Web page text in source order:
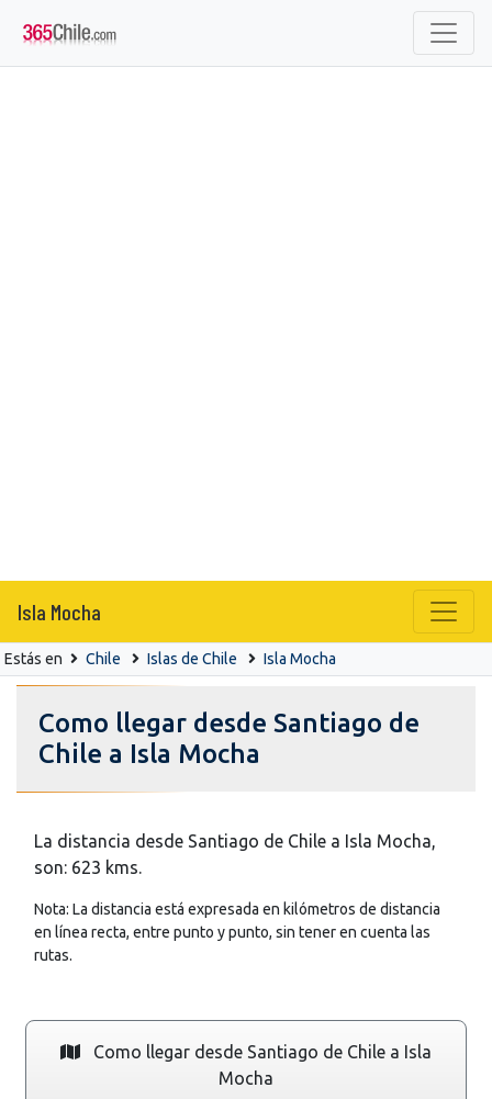
Isla Mocha
Estás en Chile Islas de Chile Isla Mocha
Como llegar desde Santiago de
Chile a Isla Mocha
La distancia desde Santiago de Chile a Isla Mocha,
son: 623 kms.
Nota: La distancia está expresada en kilómetros de distancia
en línea recta, entre punto y punto, sin tener en cuenta las
rutas.
Como llegar desde Santiago de Chile a Isla
Mocha